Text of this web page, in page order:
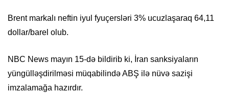
Brent markalı neftin iyul fyuçersləri 3% ucuzlaşaraq 64,11
dollar/barel olub.
NBC News mayın 15-də bildirib ki, İran sanksiyaların
yüngülləşdirilməsi müqabilində ABŞ ilə nüvə sazişi
imzalamağa hazırdır.